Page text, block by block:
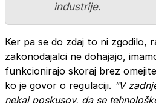
industrije.
Ker pa se do zdaj to ni zgodilo,
zakonodajalci ne dohajajo,
funkcionirajo skoraj brez
ko je govor o regulaciji. "V
nekaj poskusov, da se